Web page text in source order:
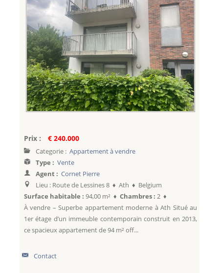
Prix : € 240.000
Categorie : Appartement à vendre
Type : Vente
Agent : Cornet Pierre
Lieu : Route de Lessines 8 ♦ Ath ♦ Belgium
Surface habitable : 94,00 m² ♦ Chambres : 2 ♦
À vendre – Superbe appartement moderne à Ath Situé au
1er étage d’un immeuble contemporain construit en 2013,
ce spacieux appartement de 94 m² off...
Contact